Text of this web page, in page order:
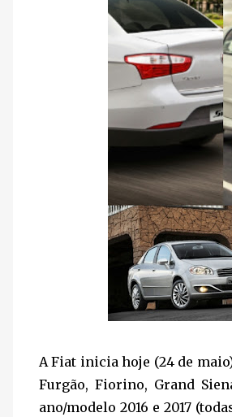
A Fiat inicia hoje (24 de
Furgão, Fiorino, Grand
ano/modelo 2016 e 2017